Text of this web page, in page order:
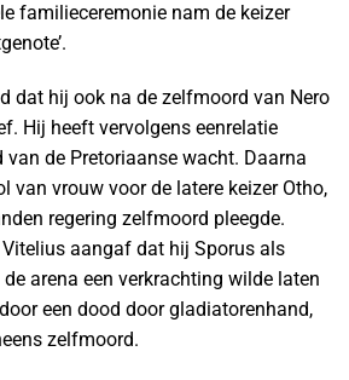
familieceremonie nam de keizer
dat hij ook na de zelfmoord van Nero
Hij heeft vervolgens eenrelatie
de Pretoriaanse wacht. Daarna
van vrouw voor de latere keizer Otho,
regering zelfmoord pleegde.
aangaf dat hij Sporus als
arena een verkrachting wilde laten
een dood door gladiatorenhand,
zelfmoord.